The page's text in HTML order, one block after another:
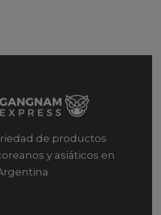
de productos
y asiáticos en